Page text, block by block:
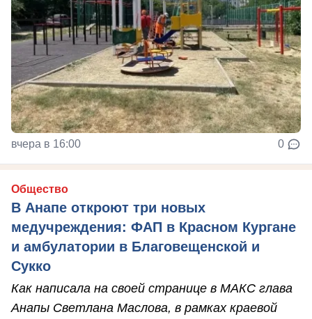
вчера в 16:00 0
Общество
В Анапе откроют три новых
медучреждения: ФАП в Красном Кургане
и амбулатории в Благовещенской и
Сукко
Как написала на своей странице в МАКС глава
Анапы Светлана Маслова, в рамках краевой